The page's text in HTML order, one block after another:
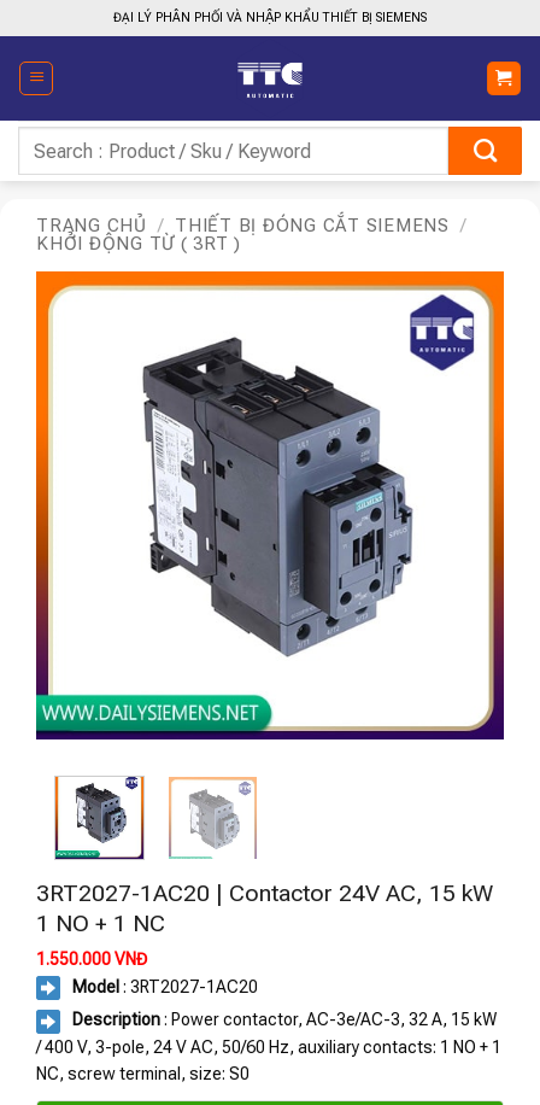
qua
nội
dung
ĐẠI LÝ PHÂN PHỐI VÀ NHẬP KHẨU THIẾT BỊ SIEMENS
kiếm:
TRANG CHỦ / THIẾT BỊ ĐÓNG CẮT SIEMENS
/
KHỞI ĐỘNG TỪ ( 3RT )
3RT2027-1AC20 | Contactor 24V AC, 15 kW
1 NO + 1 NC
1.550.000VNĐ
Model : 3RT2027-1AC20
Description: Power contactor, AC-3e/AC-3, 32 A, 15 kW
/ 400 V, 3-pole, 24 V AC, 50/60 Hz, auxiliary contacts: 1 NO + 1
NC, screw terminal, size: S0